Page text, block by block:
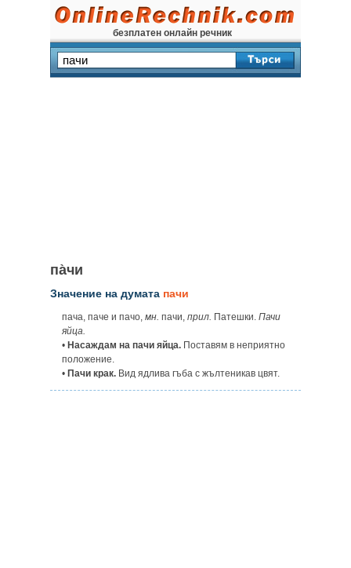
безплатен онлайн речник
па̀чи
Значение на думата пачи
пача, паче и пачо, мн. пачи, прил. Патешки. Пачи
яйца.
• Насаждам на пачи яйца. Поставям в неприятно
положение.
• Пачи крак. Вид ядлива гъба с жълтеникав цвят.